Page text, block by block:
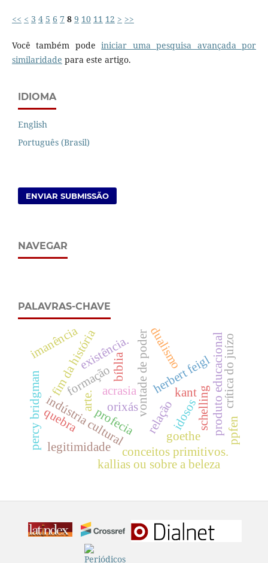
<< < 3 4 5 6 7 8 9 10 11 12 > >>
Você também podeiniciar uma pesquisa avançada por
similaridade para este artigo.
IDIOMA
English
Português (Brasil)
ENVIAR SUBMISSÃO
NAVEGAR
PALAVRAS-CHAVE
kant
herbert feigl
bíblia
profecia produto educacional
relação
vontade de poder
acrasia
formação
indústria cultural
conceitos primitivos.
percy bridgman
fim da história
idosos
arte. schelling
existência.
legitimidade
kallias ou sobre a beleza
goethe
dualismo crítica do juízo
imanência
quebra ppfen
orixás